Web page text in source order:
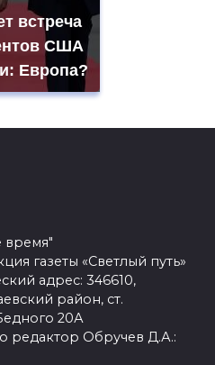
встреча
США
Европа?
время"
газеты «Светлый путь»
адрес: 346610,
район, ст.
20А
редактор Обручев Д.А.: